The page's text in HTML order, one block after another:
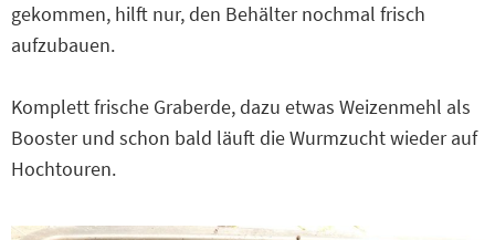
gekommen, hilft nur, den Behälter nochmal frisch
aufzubauen.
Komplett frische Graberde, dazu etwas Weizenmehl als
Booster und schon bald läuft die Wurmzucht wieder auf
Hochtouren.